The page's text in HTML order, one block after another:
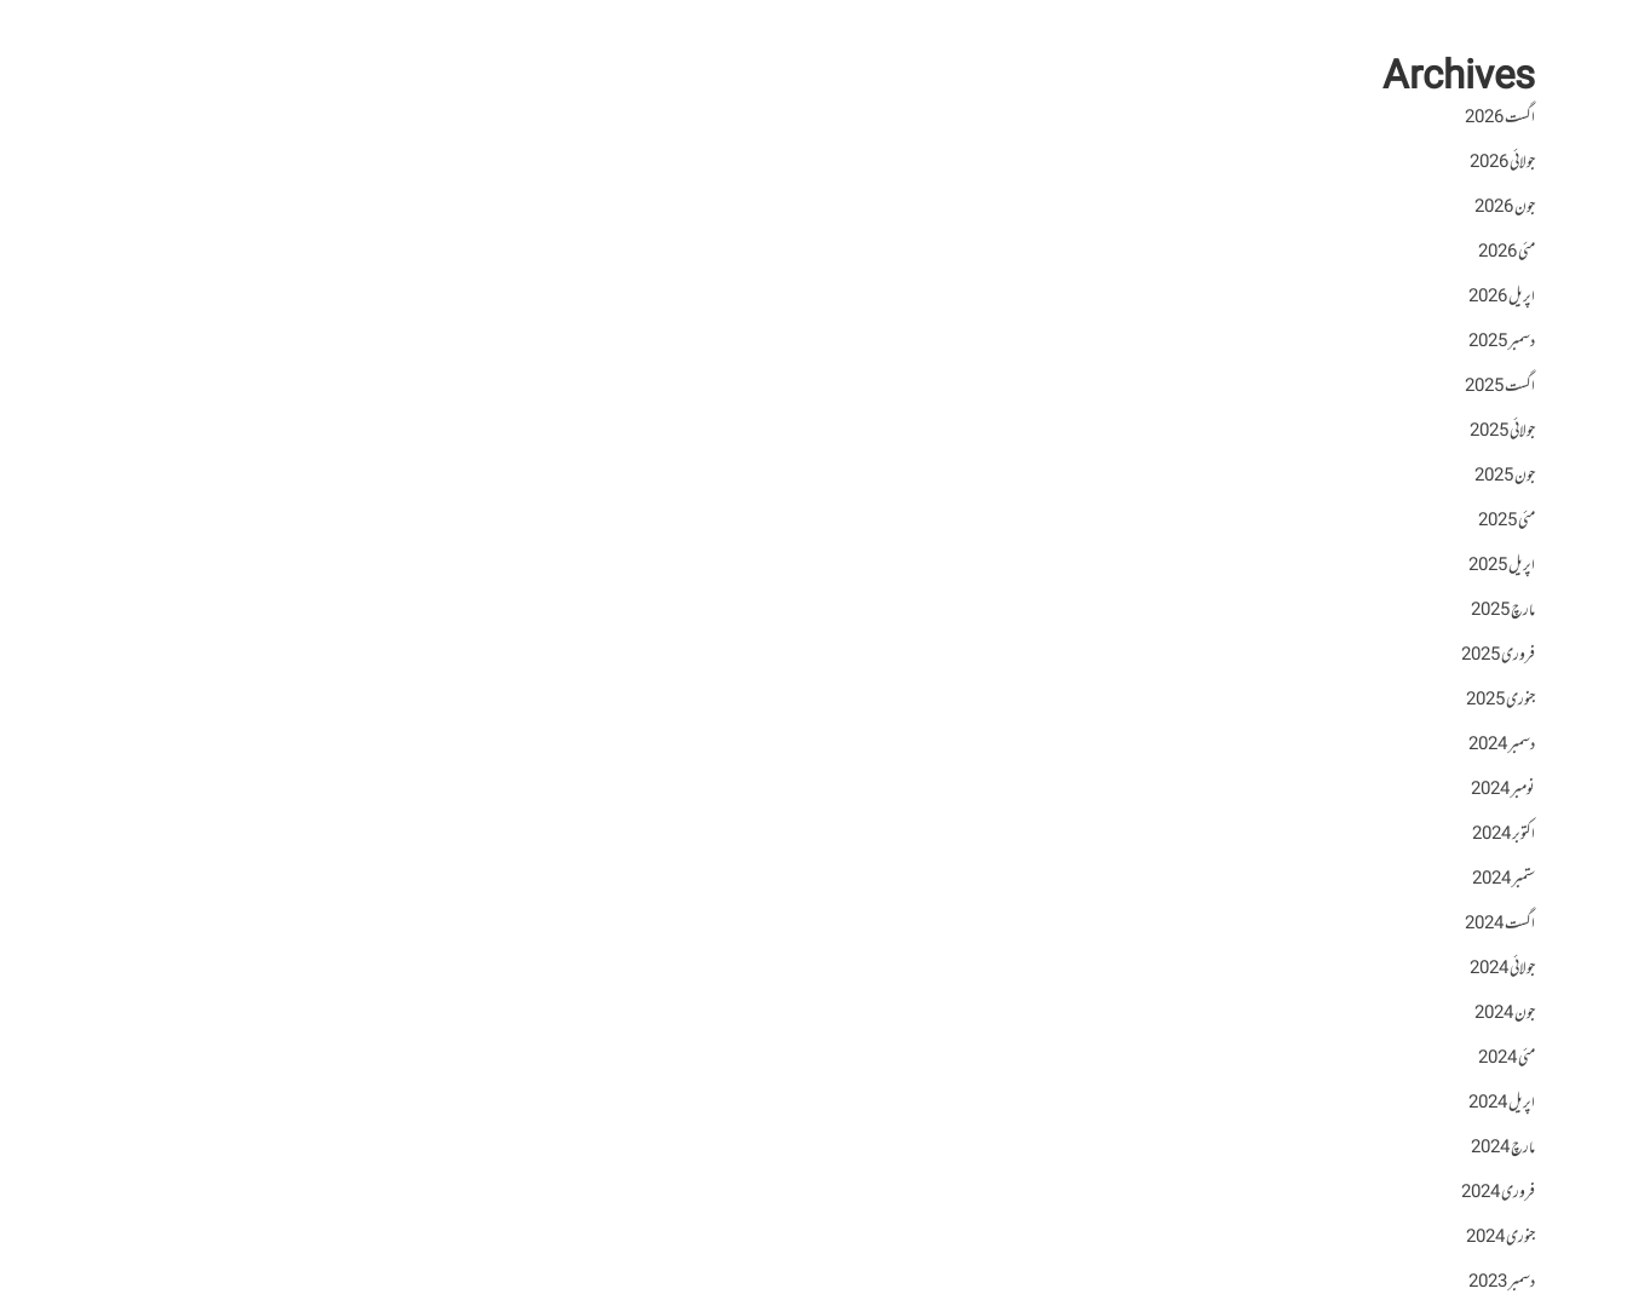
Archives
اگست 2026
جولائی 2026
جون 2026
مئی 2026
اپریل 2026
دسمبر 2025
اگست 2025
جولائی 2025
جون 2025
مئی 2025
اپریل 2025
مارچ 2025
فروری 2025
جنوری 2025
دسمبر 2024
نومبر 2024
اکتوبر 2024
ستمبر 2024
اگست 2024
جولائی 2024
جون 2024
مئی 2024
اپریل 2024
مارچ 2024
فروری 2024
جنوری 2024
دسمبر 2023